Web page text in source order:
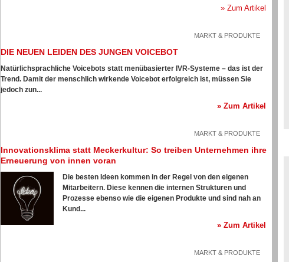
» Zum Artikel
MARKT & PRODUKTE
DIE NEUEN LEIDEN DES JUNGEN VOICEBOT
Natürlichsprachliche Voicebots statt menübasierter IVR-Systeme – das ist der
Trend. Damit der menschlich wirkende Voicebot erfolgreich ist, müssen Sie
jedoch zun...
» Zum Artikel
MARKT & PRODUKTE
Innovationsklima statt Meckerkultur: So treiben Unternehmen ihre
Erneuerung von innen voran
Die besten Ideen kommen in der Regel von den eigenen
Mitarbeitern. Diese kennen die internen Strukturen und
Prozesse ebenso wie die eigenen Produkte und sind nah an
Kund...
» Zum Artikel
MARKT & PRODUKTE